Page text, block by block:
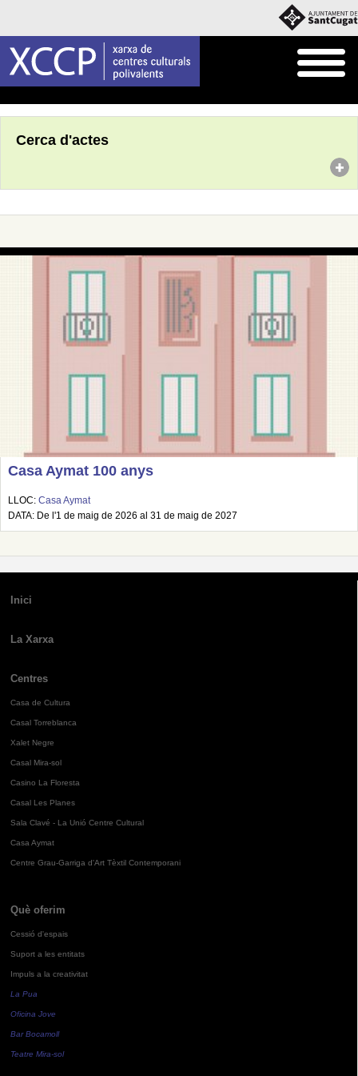
Cerca d'actes
Casa Aymat 100 anys
LLOC: Casa Aymat
DATA: De l'1 de maig de 2026 al 31 de maig de 2027
Inici
La Xarxa
Centres
Casa de Cultura
Casal Torreblanca
Xalet Negre
Casal Mira-sol
Casino La Floresta
Casal Les Planes
Sala Clavé - La Unió Centre Cultural
Casa Aymat
Centre Grau-Garriga d'Art Tèxtil Contemporani
Què oferim
Cessió d'espais
Suport a les entitats
Impuls a la creativitat
La Pua
Oficina Jove
Bar Bocamoll
Teatre Mira-sol